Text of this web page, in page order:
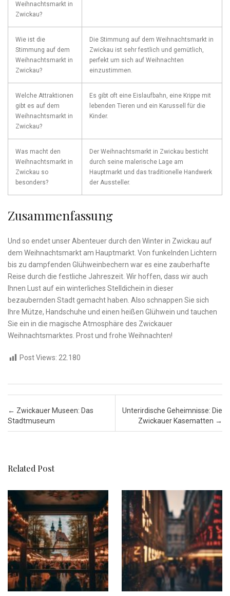
Weihnachtsmarkt⁣ in
Zwickau?
Wie ist‌ die​
Stimmung auf dem
Weihnachtsmarkt in
Zwickau?
Die Stimmung ⁢auf dem Weihnachtsmarkt ⁢in‍
Zwickau ist sehr festlich​ und⁣ gemütlich,
perfekt um sich ⁣auf Weihnachten
⁢einzustimmen.
Welche Attraktionen
gibt es auf dem
Weihnachtsmarkt ⁣in
Zwickau?
Es gibt oft eine Eislaufbahn, eine Krippe mit ​
lebenden Tieren und⁤ ein‌ Karussell​ für die
Kinder.
Was macht den‍
Weihnachtsmarkt ‍in
⁢Zwickau ⁤so
besonders?
Der Weihnachtsmarkt ⁤in‌ Zwickau ⁢besticht
durch seine⁢ malerische Lage am
Hauptmarkt und das traditionelle ⁣Handwerk
der⁢ Aussteller.
Zusammenfassung
Und⁤ so endet‌ unser Abenteuer durch den Winter‍ in Zwickau auf
dem Weihnachtsmarkt am Hauptmarkt.⁢ Von ‍funkelnden Lichtern
bis zu ‍dampfenden ⁣Glühweinbechern ‌war es⁤ eine⁢ zauberhafte
Reise durch die‌ festliche Jahreszeit. Wir hoffen, dass‌ wir auch‍
Ihnen Lust auf⁤ ein winterliches Stelldichein in dieser
⁢bezaubernden Stadt gemacht‌ haben.⁣ Also ⁤schnappen ⁣Sie sich
⁢Ihre⁣ Mütze, Handschuhe und einen heißen⁣ Glühwein und tauchen
⁤Sie ein​ in die magische Atmosphäre des Zwickauer
Weihnachtsmarktes. Prost⁢ und frohe⁣ Weihnachten!
Post Views: 22.180
Post navigation
← Zwickauer Museen: Das
Stadtmuseum
Unterirdische Geheimnisse: Die
Zwickauer Kasematten →
Related Post